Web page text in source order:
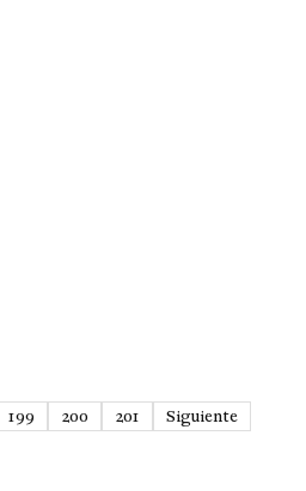
199 200 201 Siguiente